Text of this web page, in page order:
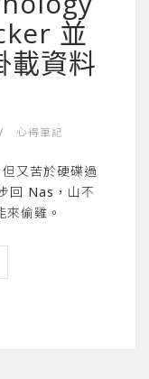
並
資料
/ 心得筆記
又苦於硬碟過
回 Nas，山不
偷雞。